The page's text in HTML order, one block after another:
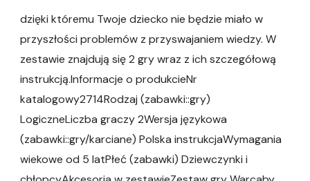
dzięki któremu Twoje dziecko nie będzie miało w
przyszłości problemów z przyswajaniem wiedzy. W
zestawie znajdują się 2 gry wraz z ich szczegółową
instrukcją.Informacje o produkcieNr
katalogowy2714Rodzaj (zabawki::gry)
LogiczneLiczba graczy 2Wersja językowa
(zabawki::gry/karciane) Polska instrukcjaWymagania
wiekowe od 5 latPłeć (zabawki) Dziewczynki i